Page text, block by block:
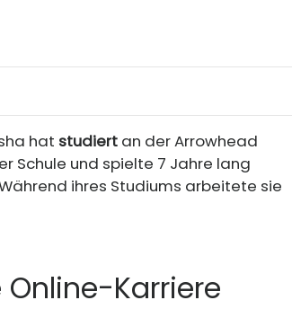
hat studiert an der Arrowhead
Schule und spielte 7 Jahre lang
ihres Studiums arbeitete sie
Karriere